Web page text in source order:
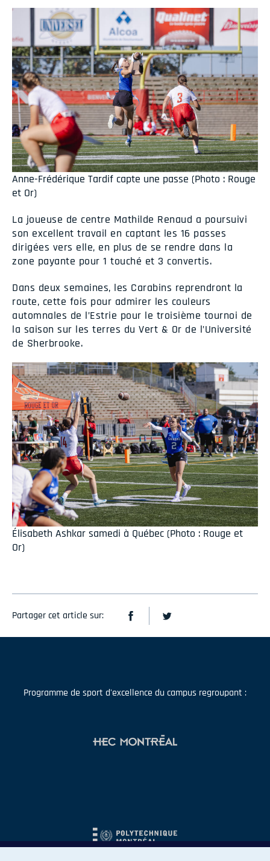
Anne-Frédérique Tardif capte une passe (Photo : Rouge
et Or)
La joueuse de centre Mathilde Renaud a poursuivi
son excellent travail en captant les 16 passes
dirigées vers elle, en plus de se rendre dans la
zone payante pour 1 touché et 3 convertis.
Dans deux semaines, les Carabins reprendront la
route, cette fois pour admirer les couleurs
automnales de l’Estrie pour le troisième tournoi de
la saison sur les terres du Vert & Or de l’Université
de Sherbrooke.
Élisabeth Ashkar samedi à Québec (Photo : Rouge et
Or)
Partager cet article sur:
Programme de sport d'excellence du campus regroupant :